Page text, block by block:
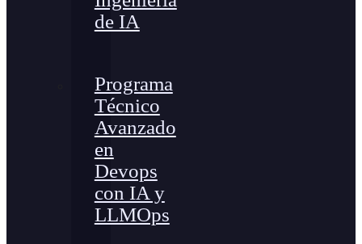
de IA
Programa
Técnico
Avanzado
en
Devops
con IA y
LLMOps